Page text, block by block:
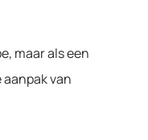
maar als een
van